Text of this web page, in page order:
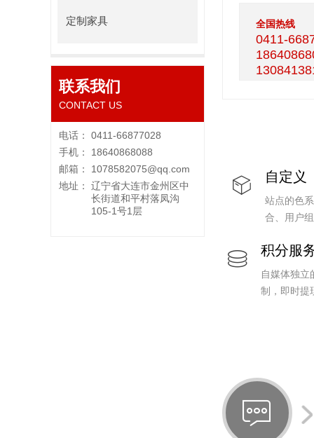
定制家具
电话：
0411-66877028
手机：
18640868088
邮箱：
1078582075@qq.com
地址：
辽宁省大连市金州区中
长街道和平村落凤沟
105-1号1层
联系我们
CONTACT US
全国热线
0411-
自定义
站点的色
合、用户
ꁦ
积分服
自媒体独立
制，即时提
ꀹ
ꁳ